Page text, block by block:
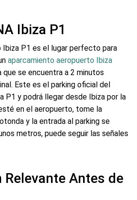
Ibiza P1
Ibiza P1 es el lugar perfecto para
aparcamiento aeropuerto Ibiza
se encuentra a 2 minutos
Este es el parking oficial del
P1 y podrá llegar desde Ibiza por la
en el aeropuerto, tome la
y la entrada al parking se
metros, puede seguir las señales
Antes de